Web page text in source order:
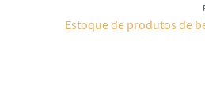
Estoque de produtos de